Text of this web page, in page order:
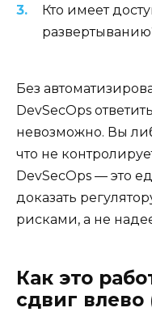
Кто имеет
Без
DevSecOps
невозможно. Вы
что не
DevSecOps — это
доказать
рисками, а не
Как это
сдвиг